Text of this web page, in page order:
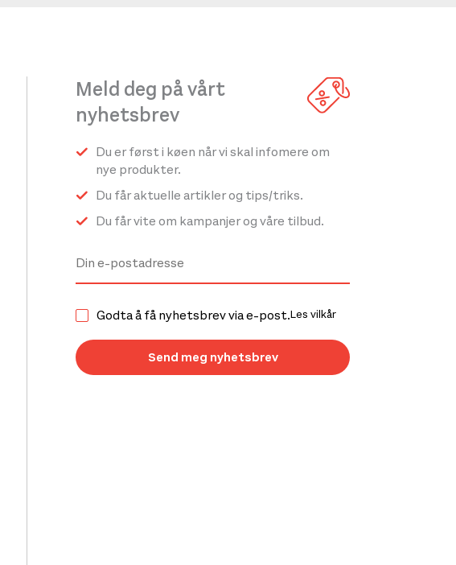
Meld deg på vårt
nyhetsbrev
Du er først i køen når vi skal infomere om
nye produkter.
Du får aktuelle artikler og tips/triks.
Du får vite om kampanjer og våre tilbud.
Godta å få nyhetsbrev via e-post.Les vilkår